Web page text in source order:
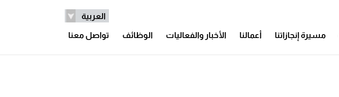
مسيرة إنجازاتنا أعمالنا الأخبار والفعاليات الوظائف تواصل معنا
العربية